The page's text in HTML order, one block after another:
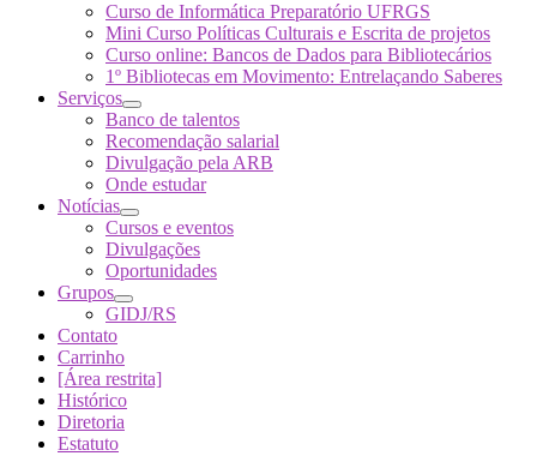
Curso de Informática Preparatório UFRGS
Mini Curso Políticas Culturais e Escrita de projetos
Curso online: Bancos de Dados para Bibliotecários
1º Bibliotecas em Movimento: Entrelaçando Saberes
Serviços
Banco de talentos
Recomendação salarial
Divulgação pela ARB
Onde estudar
Notícias
Cursos e eventos
Divulgações
Oportunidades
Grupos
GIDJ/RS
Contato
Carrinho
[Área restrita]
Histórico
Diretoria
Estatuto